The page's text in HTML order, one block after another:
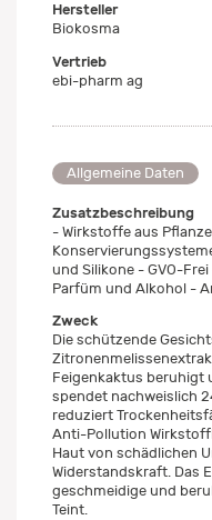
Hersteller
Biokosma
Vertrieb
ebi-pharm ag
Allgemeine Daten
Zusatzbeschreibung
- Wirkstoffe aus
und Silikone - GVO-
Parfüm und Alkohol -
Zweck
Die schützende
Feigenkaktus beruhigt
spendet nachweislich
reduziert
Anti-Pollution
Haut von schädlichen
Widerstandskraft. Das
geschmeidige und
Teint.